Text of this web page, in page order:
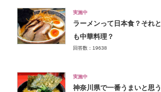
実施中
ラーメンって日本食？それと
も中華料理？
回答数：19638
実施中
神奈川県で一番うまいと思う